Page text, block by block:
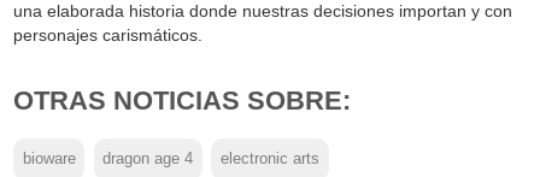
una elaborada historia donde nuestras decisiones importan y con
personajes carismáticos.
OTRAS NOTICIAS SOBRE:
bioware dragon age 4 electronic arts